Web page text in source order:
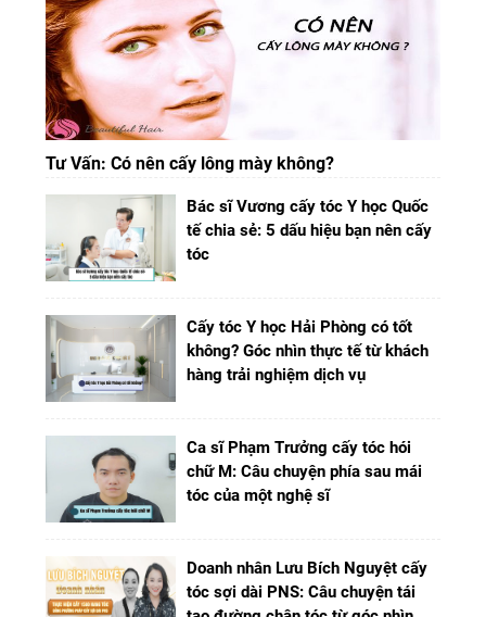
Tư Vấn: Có nên cấy lông mày không?
Bác sĩ Vương cấy tóc Y học Quốc
tế chia sẻ: 5 dấu hiệu bạn nên cấy
tóc
Cấy tóc Y học Hải Phòng có tốt
không? Góc nhìn thực tế từ khách
hàng trải nghiệm dịch vụ
Ca sĩ Phạm Trưởng cấy tóc hói
chữ M: Câu chuyện phía sau mái
tóc của một nghệ sĩ
Doanh nhân Lưu Bích Nguyệt cấy
tóc sợi dài PNS: Câu chuyện tái